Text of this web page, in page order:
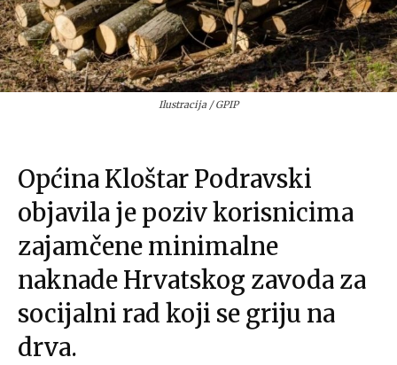
Ilustracija / GPIP
Općina Kloštar Podravski
objavila je poziv korisnicima
zajamčene minimalne
naknade Hrvatskog zavoda za
socijalni rad koji se griju na
drva.